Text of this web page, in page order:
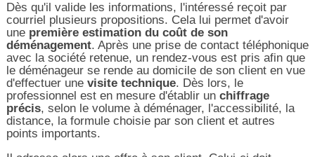
Dès qu'il valide les informations, l'intéressé reçoit par
courriel plusieurs propositions. Cela lui permet d'avoir
une première estimation du coût de son
déménagement. Après une prise de contact téléphonique
avec la société retenue, un rendez-vous est pris afin que
le déménageur se rende au domicile de son client en vue
d'effectuer une visite technique. Dès lors, le
professionnel est en mesure d'établir un chiffrage
précis, selon le volume à déménager, l'accessibilité, la
distance, la formule choisie par son client et autres
points importants.